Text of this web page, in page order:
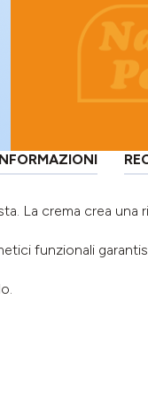
La crema crea una
funzionali